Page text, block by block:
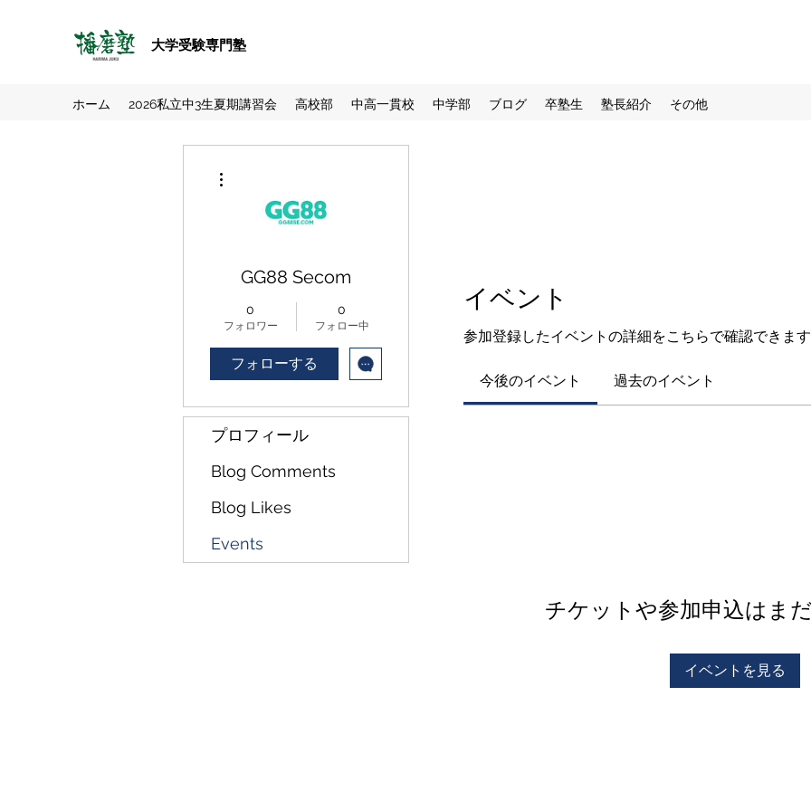
大学受験専門塾
ホーム 2026私立中3生夏期講習会 高校部 中高一貫校 中学部 ブログ 卒塾生 塾長紹介 その他
イベント
参加登録したイベントの詳細をこちらで確認できます
今後のイベント 過去のイベント
チケットや参加申込はま
イベントを見る
GG88 Secom
0
フォロワー
0
フォロー中
フォローする
プロフィール
Blog Comments
Blog Likes
Events